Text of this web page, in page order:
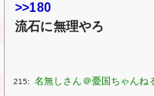
>>180
流石に無理やろ
215: